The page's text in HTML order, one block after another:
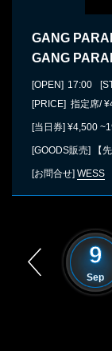
GANG
GANG
[OPEN] 17:00
[PRICE] 指定席/
[当日券] ¥4,500
[GOODS販売] 【
[お問合せ] WESS
9
Sep